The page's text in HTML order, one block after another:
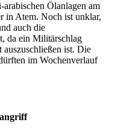
Ölanlagen am
in Atem. Noch ist unklar,
auch die
da ein Militärschlag
auszuschließen ist. Die
im Wochenverlauf